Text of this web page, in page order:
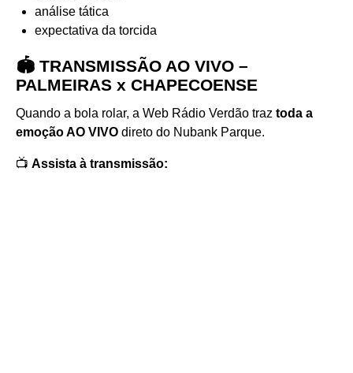
análise tática
expectativa da torcida
🏟️ TRANSMISSÃO AO VIVO –
PALMEIRAS x CHAPECOENSE
Quando a bola rolar, a Web Rádio Verdão traz toda a
emoção AO VIVO direto do Nubank Parque.
📺 Assista à transmissão: